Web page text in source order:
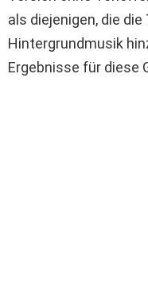
als diejenigen, die
Hintergrundmusik
Ergebnisse für diese